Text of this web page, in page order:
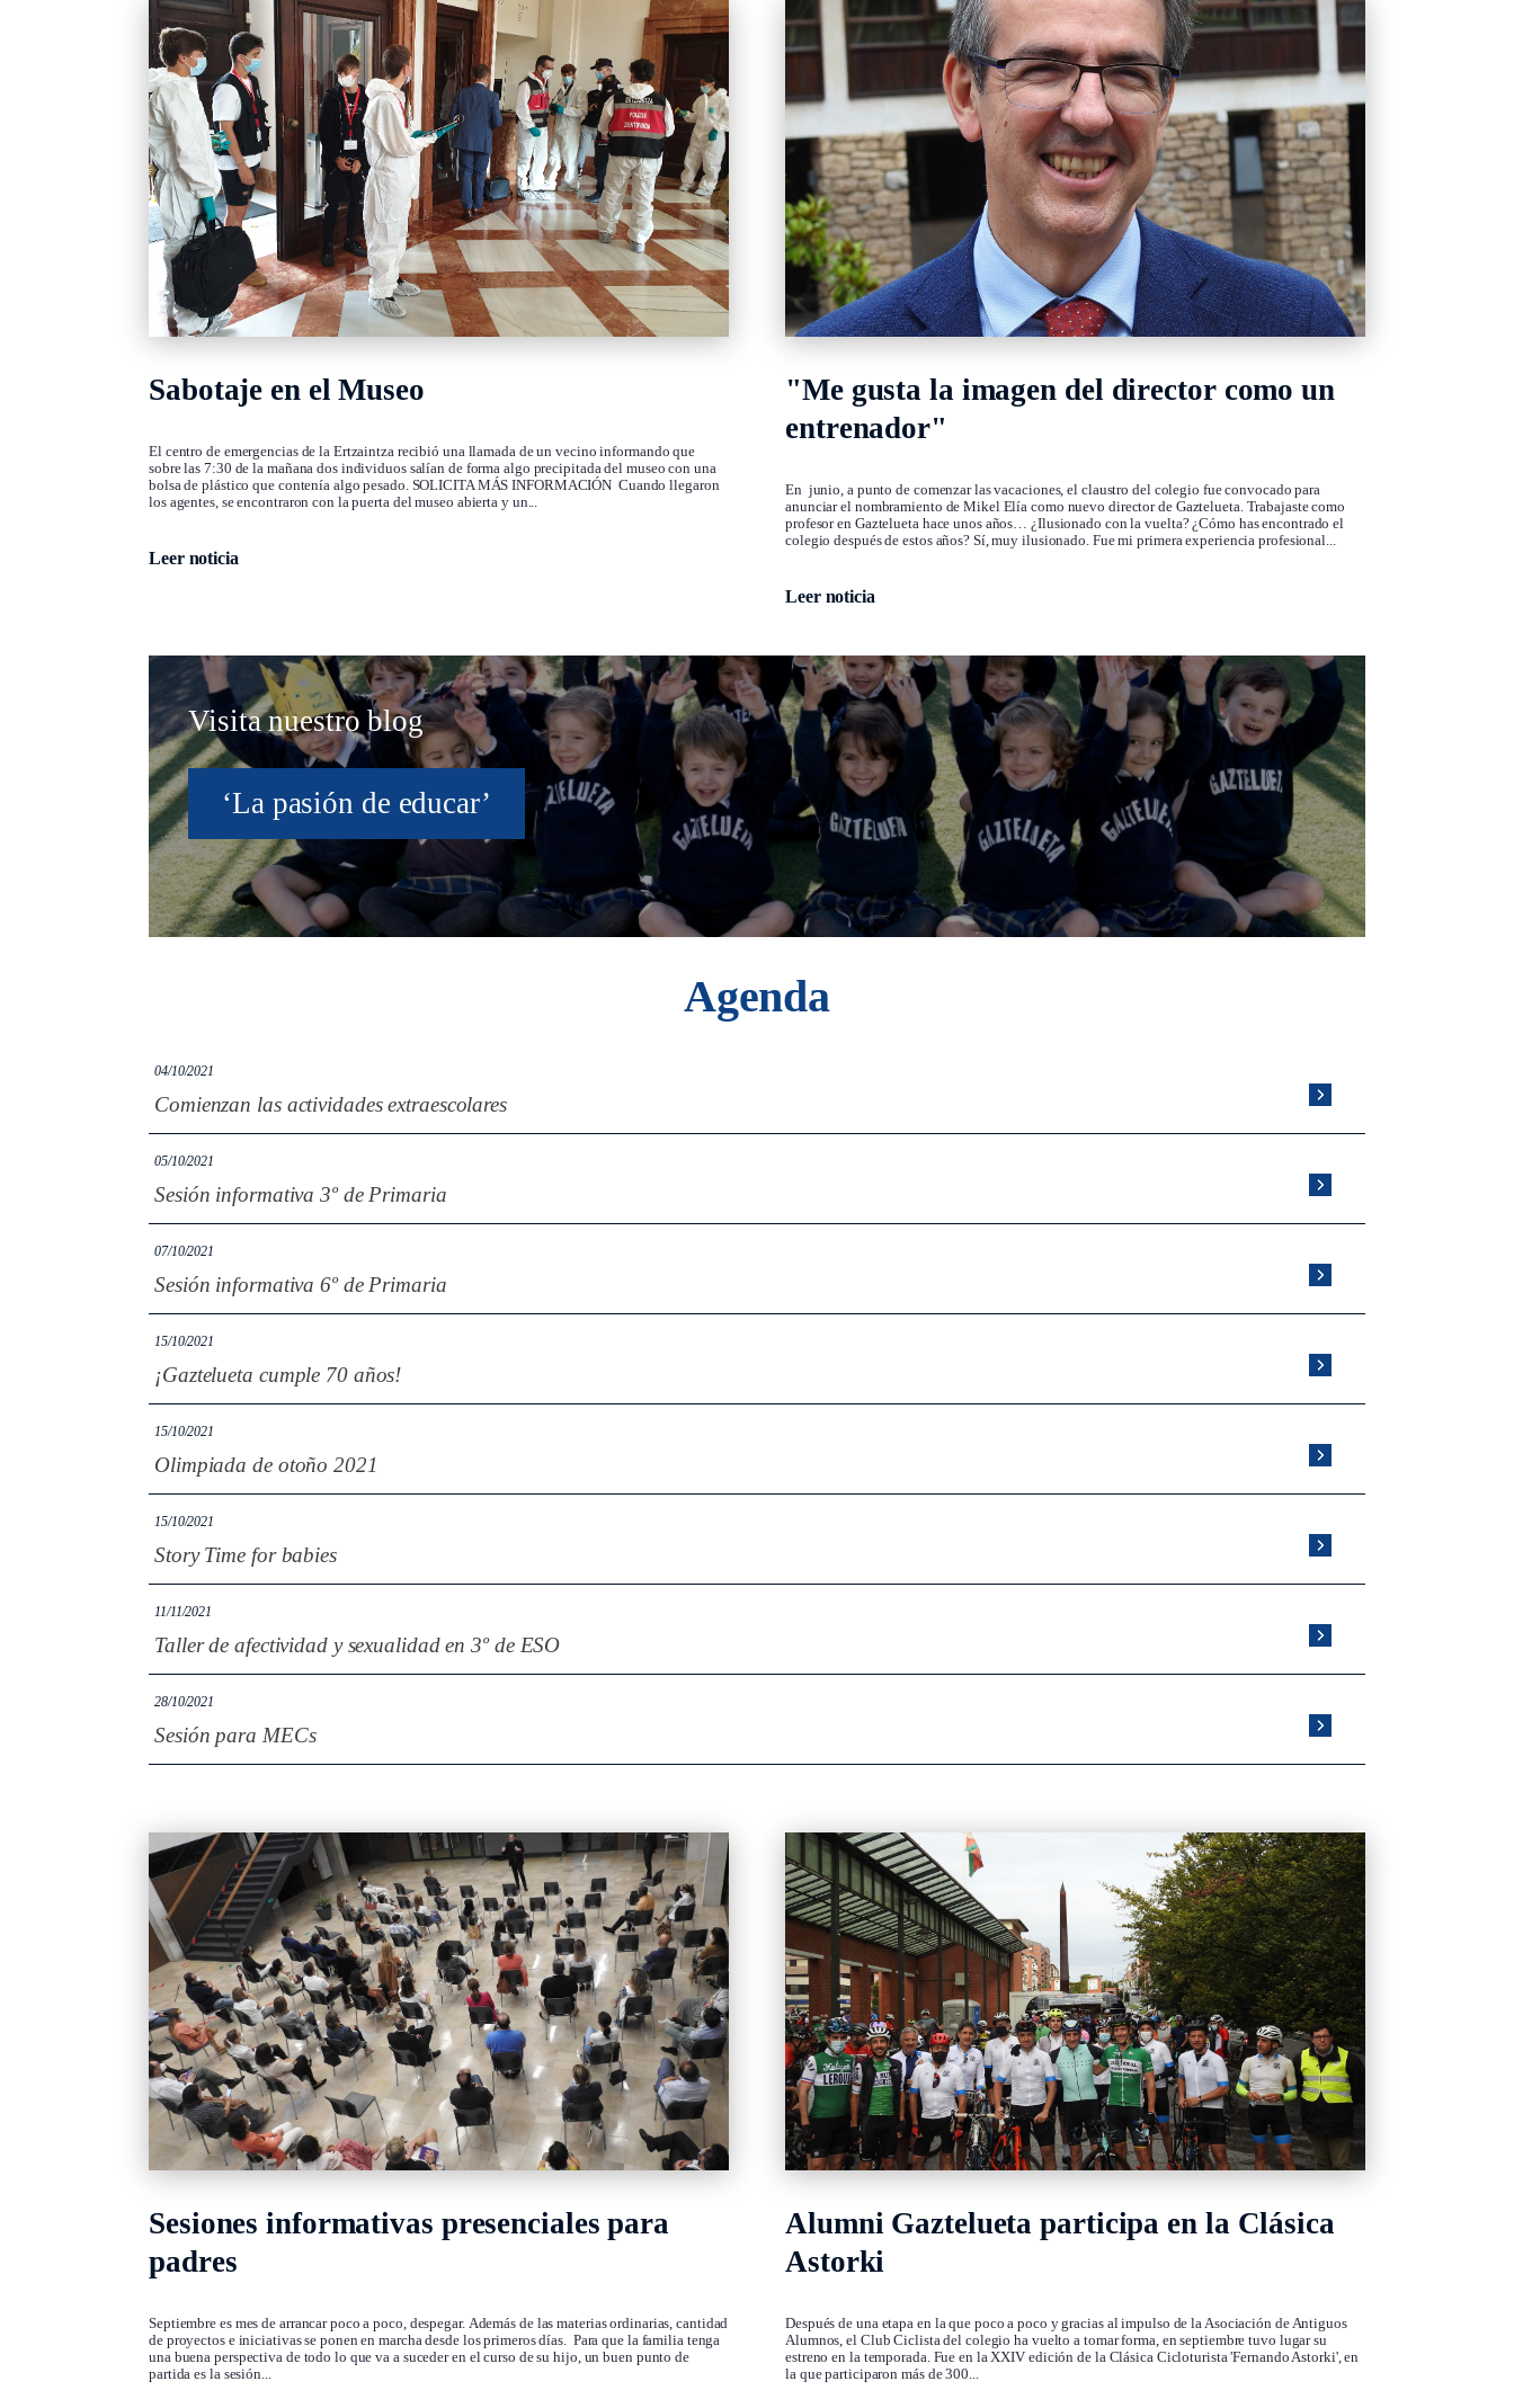
Sabotaje en el Museo
El centro de emergencias de la Ertzaintza recibió una llamada de un vecino informando que
sobre las 7:30 de la mañana dos individuos salían de forma algo precipitada del museo con una
bolsa de plástico que contenía algo pesado. SOLICITA MÁS INFORMACIÓN Cuando llegaron
los agentes, se encontraron con la puerta del museo abierta y un...
Leer noticia
"Me gusta la imagen del director como un
entrenador"
En junio, a punto de comenzar las vacaciones, el claustro del colegio fue convocado para
anunciar el nombramiento de Mikel Elía como nuevo director de Gaztelueta. Trabajaste como
profesor en Gaztelueta hace unos años… ¿Ilusionado con la vuelta? ¿Cómo has encontrado el
colegio después de estos años? Sí, muy ilusionado. Fue mi primera experiencia profesional...
Leer noticia
Visita nuestro blog
‘La pasión de educar’
Agenda
04/10/2021
Comienzan las actividades extraescolares
05/10/2021
Sesión informativa 3º de Primaria
07/10/2021
Sesión informativa 6º de Primaria
15/10/2021
¡Gaztelueta cumple 70 años!
15/10/2021
Olimpiada de otoño 2021
15/10/2021
Story Time for babies
11/11/2021
Taller de afectividad y sexualidad en 3º de ESO
28/10/2021
Sesión para MECs
Sesiones informativas presenciales para
padres
Septiembre es mes de arrancar poco a poco, despegar. Además de las materias ordinarias, cantidad
de proyectos e iniciativas se ponen en marcha desde los primeros días. Para que la familia tenga
una buena perspectiva de todo lo que va a suceder en el curso de su hijo, un buen punto de
partida es la sesión...
Alumni Gaztelueta participa en la Clásica
Astorki
Después de una etapa en la que poco a poco y gracias al impulso de la Asociación de Antiguos
Alumnos, el Club Ciclista del colegio ha vuelto a tomar forma, en septiembre tuvo lugar su
estreno en la temporada. Fue en la XXIV edición de la Clásica Cicloturista 'Fernando Astorki', en
la que participaron más de 300...